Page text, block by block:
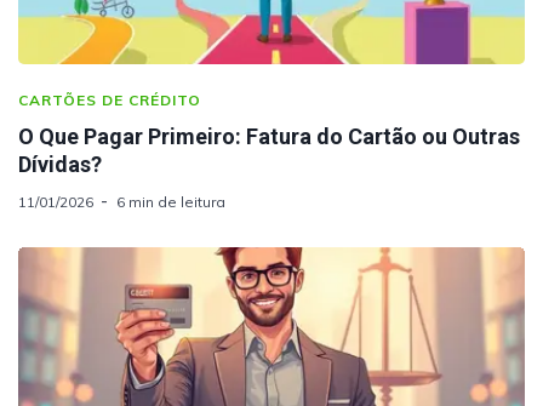
CARTÕES DE CRÉDITO
O Que Pagar Primeiro: Fatura do Cartão ou Outras
Dívidas?
11/01/2026 6 min de leitura